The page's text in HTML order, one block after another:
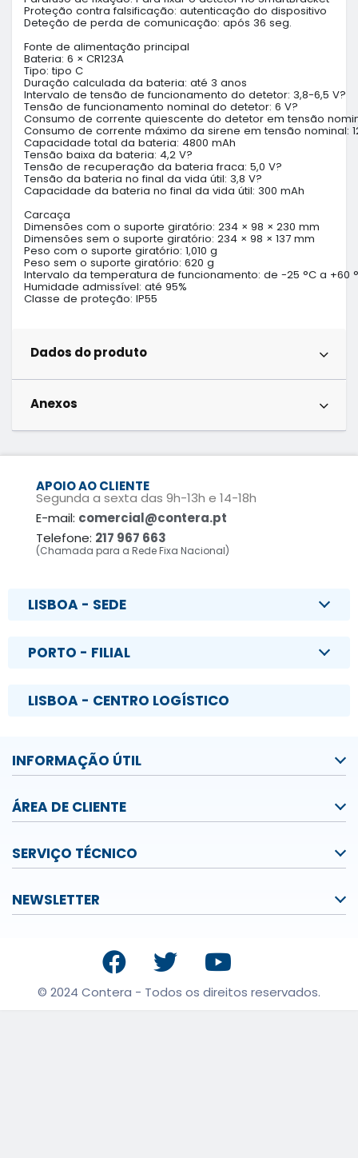
Proteção contra falsificação: autenticação do dispositivo
Deteção de perda de comunicação: após 36 seg.
Fonte de alimentação principal
Bateria: 6 × CR123A
Tipo: tipo C
Duração calculada da bateria: até 3 anos
Intervalo de tensão de funcionamento do detetor: 3,8-6,5 V?
Tensão de funcionamento nominal do detetor: 6 V?
Consumo de corrente quiescente do detetor em tensão
Consumo de corrente máximo da sirene em tensão nominal:
Capacidade total da bateria: 4800 mAh
Tensão baixa da bateria: 4,2 V?
Tensão de recuperação da bateria fraca: 5,0 V?
Tensão da bateria no final da vida útil: 3,8 V?
Capacidade da bateria no final da vida útil: 300 mAh
Carcaça
Dimensões com o suporte giratório: 234 × 98 × 230 mm
Dimensões sem o suporte giratório: 234 × 98 × 137 mm
Peso com o suporte giratório: 1,010 g
Peso sem o suporte giratório: 620 g
Intervalo da temperatura de funcionamento: de -25 °C a +60
Humidade admissível: até 95%
Classe de proteção: IP55
Dados do produto
Anexos
APOIO AO CLIENTE
Segunda a sexta das 9h-13h e 14-18h
E-mail: comercial@contera.pt
Telefone: 217 967 663
(Chamada para a Rede Fixa Nacional)
LISBOA - SEDE
PORTO - FILIAL
LISBOA - CENTRO LOGÍSTICO
INFORMAÇÃO ÚTIL
ÁREA DE CLIENTE
SERVIÇO TÉCNICO
NEWSLETTER
© 2024 Contera - Todos os direitos reservados.